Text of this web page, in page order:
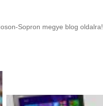
Sopron megye blog oldalra!